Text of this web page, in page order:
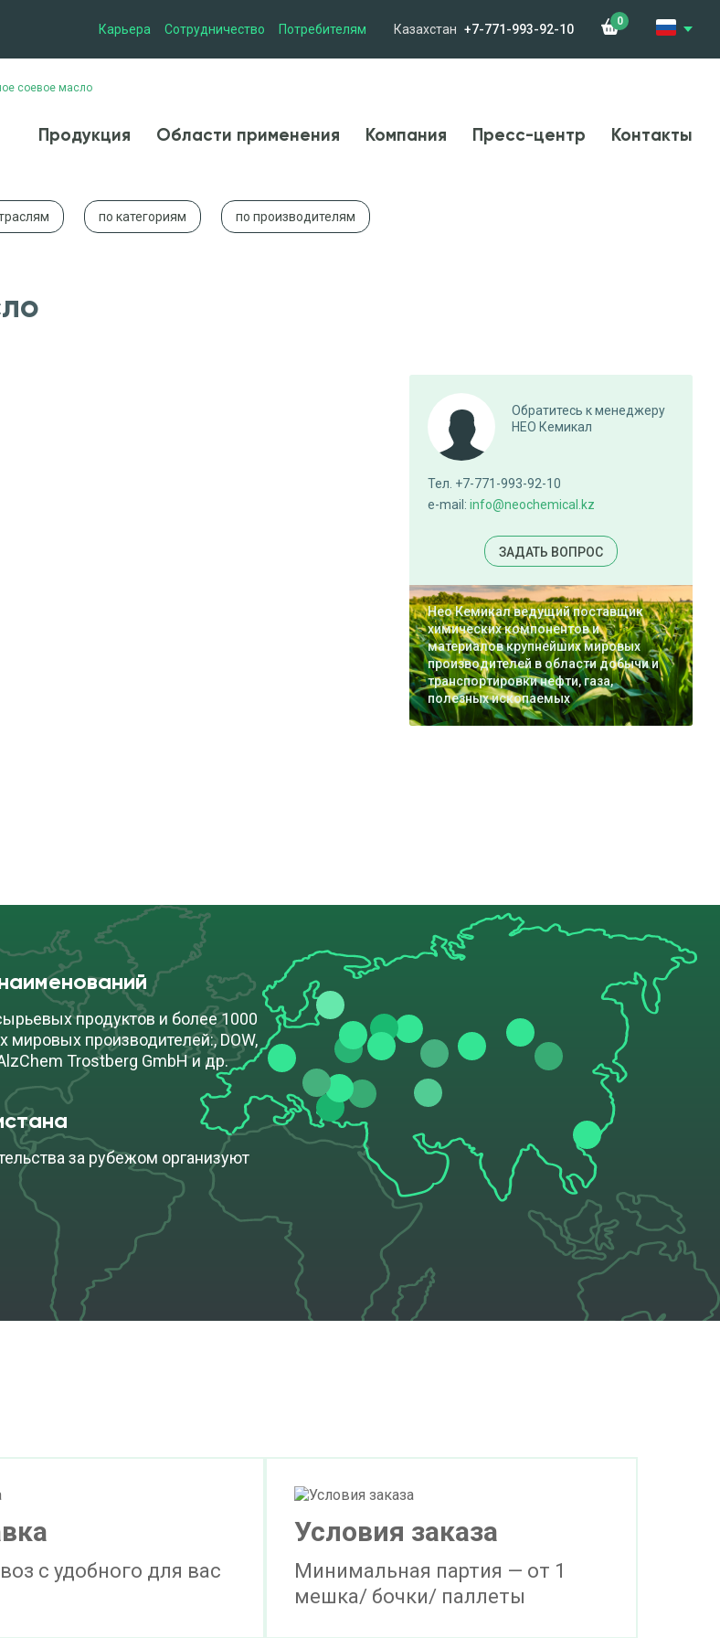
Карьера Сотрудничество Потребителям Казахстан +7-771-993-92-10
0
соевое масло
Продукция Области применения Компания Пресс-центр Контакты
по категориям по производителям
Обратитесь к менеджеру
НЕО Кемикал
Тел. +7-771-993-92-10
e-mail: info@neochemical.kz
ЗАДАТЬ ВОПРОС
Нео Кемикал ведущий поставщик
химических компонентов и
материалов крупнейших мировых
производителей в области добычи и
транспортировки нефти, газа,
полезных ископаемых
продуктов и более 1000
производителей:, DOW,
Trostberg GmbH и др.
за рубежом организуют
с удобного для вас
Условия заказа
Минимальная партия — от 1
мешка/ бочки/ паллеты